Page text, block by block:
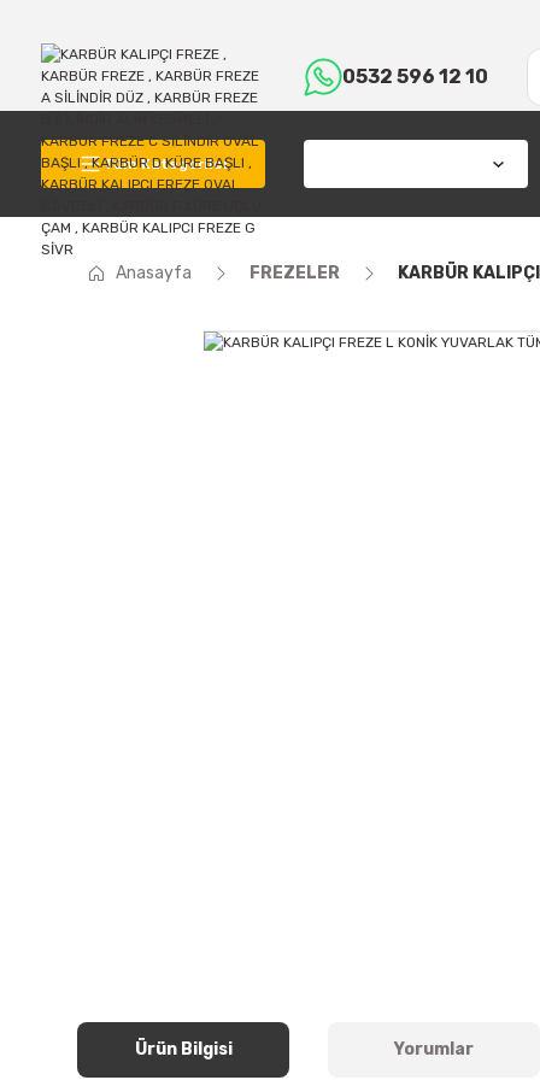
0532 596 12 10
Tüm Kategoriler
Anasayfa FREZELER KARBÜR
Ürün Bilgisi Yorumlar